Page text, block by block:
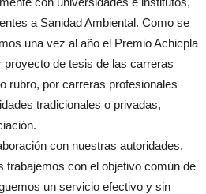
a Sanidad Ambiental. Como se
una vez al año el Premio Achicpla
proyecto de tesis de las carreras
rubro, por carreras profesionales
tradicionales o privadas,
con nuestras autoridades,
trabajemos con el objetivo común de
un servicio efectivo y sin